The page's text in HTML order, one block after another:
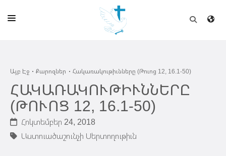
ԵԿԵՂԵՑԻ
ՈՒՂԻՂ
ԴՊՐՈՑ
ՀՐԱՊԱՐԱԿՈՒՄՆԵՐ
Այբ Էջ Քարոզներ Հակառակութիւնները (Թուոց 12, 16.1-50)
ՀԱԿԱՌԱԿՈՒԹԻՒՆՆԵՐԸ
(ԹՈՒՈՑ 12, 16.1-50)
Հոկտեմբեր 24, 2018
Աստուածաշունչի Սերտողութիւն